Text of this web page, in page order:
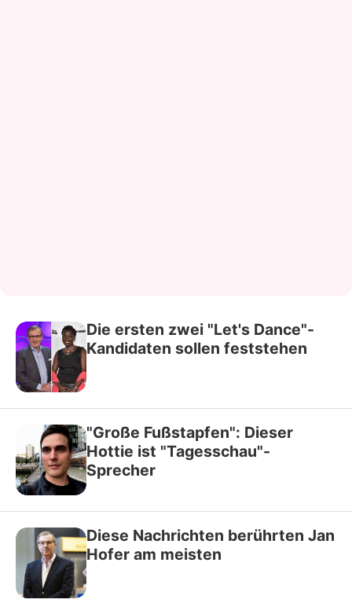
Die ersten zwei "Let's Dance"-
Kandidaten sollen feststehen
"Große Fußstapfen": Dieser
Hottie ist "Tagesschau"-
Sprecher
Diese Nachrichten berührten Jan
Hofer am meisten